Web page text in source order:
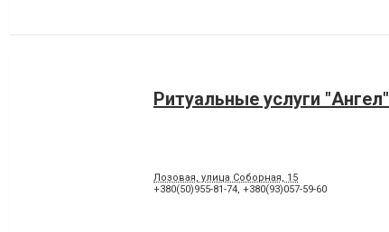
Ритуальные услуги "Ангел"
Лозовая, улица Соборная, 15
+380(50)955-81-74, +380(93)057-59-60